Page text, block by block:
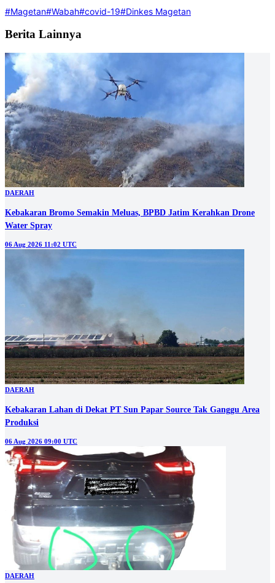
#Magetan#Wabah#covid-19#Dinkes Magetan
Berita Lainnya
DAERAH
Kebakaran Bromo Semakin Meluas, BPBD Jatim Kerahkan Drone
Water Spray
06 Aug 2026 11:02 UTC
DAERAH
Kebakaran Lahan di Dekat PT Sun Papar Source Tak Ganggu Area
Produksi
06 Aug 2026 09:00 UTC
DAERAH